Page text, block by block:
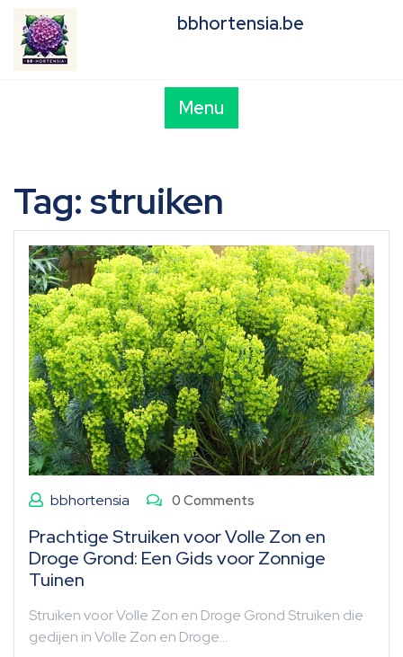
content
bbhortensia.be
Menu
Tag:struiken
bbhortensia 0 Comments
Prachtige Struiken voor Volle Zon en
Droge Grond: Een Gids voor Zonnige
Tuinen
Struiken voor Volle Zon en Droge Grond Struiken die
gedijen in Volle Zon en Droge…